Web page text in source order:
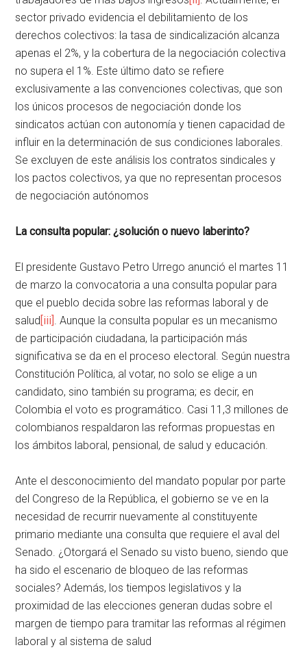
sector privado evidencia el debilitamiento de los
derechos colectivos: la tasa de sindicalización alcanza
apenas el 2%, y la cobertura de la negociación colectiva
no supera el 1%. Este último dato se refiere
exclusivamente a las convenciones colectivas, que son
los únicos procesos de negociación donde los
sindicatos actúan con autonomía y tienen capacidad de
influir en la determinación de sus condiciones laborales.
Se excluyen de este análisis los contratos sindicales y
los pactos colectivos, ya que no representan procesos
de negociación autónomos
La consulta popular: ¿solución o nuevo laberinto?
El presidente Gustavo Petro Urrego anunció el martes 11
de marzo la convocatoria a una consulta popular para
que el pueblo decida sobre las reformas laboral y de
salud[iii]. Aunque la consulta popular es un mecanismo
de participación ciudadana, la participación más
significativa se da en el proceso electoral. Según nuestra
Constitución Política, al votar, no solo se elige a un
candidato, sino también su programa; es decir, en
Colombia el voto es programático. Casi 11,3 millones de
colombianos respaldaron las reformas propuestas en
los ámbitos laboral, pensional, de salud y educación.
Ante el desconocimiento del mandato popular por parte
del Congreso de la República, el gobierno se ve en la
necesidad de recurrir nuevamente al constituyente
primario mediante una consulta que requiere el aval del
Senado. ¿Otorgará el Senado su visto bueno, siendo que
ha sido el escenario de bloqueo de las reformas
sociales? Además, los tiempos legislativos y la
proximidad de las elecciones generan dudas sobre el
margen de tiempo para tramitar las reformas al régimen
laboral y al sistema de salud